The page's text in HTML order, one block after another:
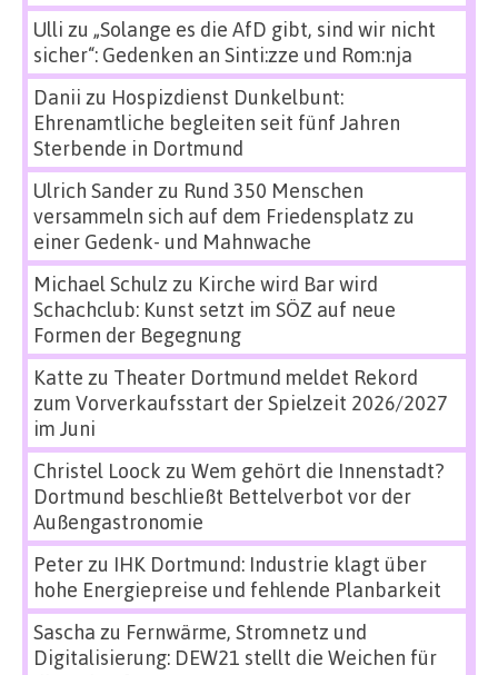
Ulli zu „Solange es die AfD gibt, sind wir nicht
sicher“: Gedenken an Sinti:zze und Rom:nja
Danii zu Hospizdienst Dunkelbunt:
Ehrenamtliche begleiten seit fünf Jahren
Sterbende in Dortmund
Ulrich Sanderzu Rund 350 Menschen
versammeln sich auf dem Friedensplatz zu
einer Gedenk- und Mahnwache
Michael Schulz zu Kirche wird Bar wird
Schachclub: Kunst setzt im SÖZ auf neue
Formen der Begegnung
Katte zu Theater Dortmund meldet Rekord
zum Vorverkaufsstart der Spielzeit 2026/2027
im Juni
Christel Loock zu Wem gehört die Innenstadt?
Dortmund beschließt Bettelverbot vor der
Außengastronomie
Peterzu IHK Dortmund: Industrie klagt über
hohe Energiepreise und fehlende Planbarkeit
Sascha zu Fernwärme, Stromnetz und
Digitalisierung: DEW21 stellt die Weichen für